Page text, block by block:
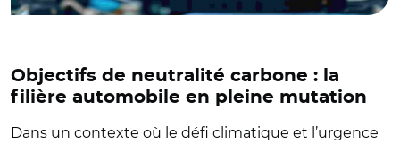
Objectifs de neutralité carbone : la
filière automobile en pleine mutation
Dans un contexte où le défi climatique et l’urgence